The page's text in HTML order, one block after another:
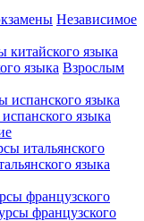
Независимое
китайского языка
языка Взрослым
испанского языка
языка
итальянского
языка
французского
французского